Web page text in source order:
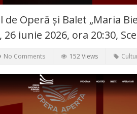
Operă și Balet „Maria
iunie 2026, ora 20:30,
No Comments 152 Views